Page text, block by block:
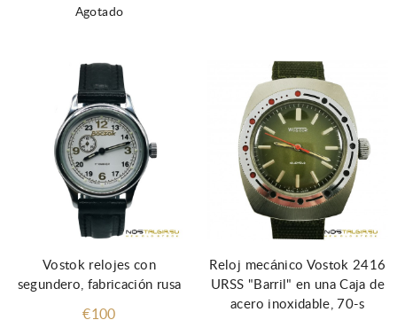
Agotado
Vostok relojes con
segundero, fabricación rusa
€100
Reloj mecánico Vostok 2416
URSS "Barril" en una Caja de
acero inoxidable, 70-s